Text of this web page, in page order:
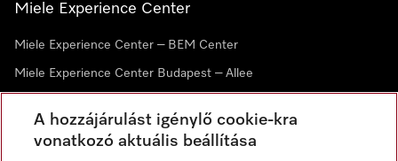
Miele Experience Center
Miele Experience Center – BEM Center
Miele Experience Center Budapest – Allee
A hozzájárulást igénylő cookie-kra
vonatkozó aktuális beállítása